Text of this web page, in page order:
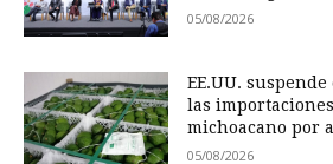
05/08/2026
EE.UU.
las
michoacano por
05/08/2026